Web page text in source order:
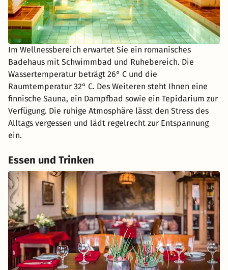
Im Wellnessbereich erwartet Sie ein romanisches
Badehaus mit Schwimmbad und Ruhebereich. Die
Wassertemperatur beträgt 26° C und die
Raumtemperatur 32° C. Des Weiteren steht Ihnen eine
finnische Sauna, ein Dampfbad sowie ein Tepidarium zur
Verfügung. Die ruhige Atmosphäre lässt den Stress des
Alltags vergessen und lädt regelrecht zur Entspannung
ein.
Essen und Trinken